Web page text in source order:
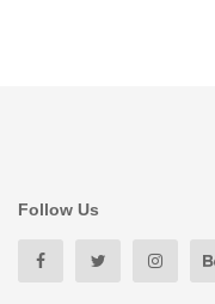
Follow Us